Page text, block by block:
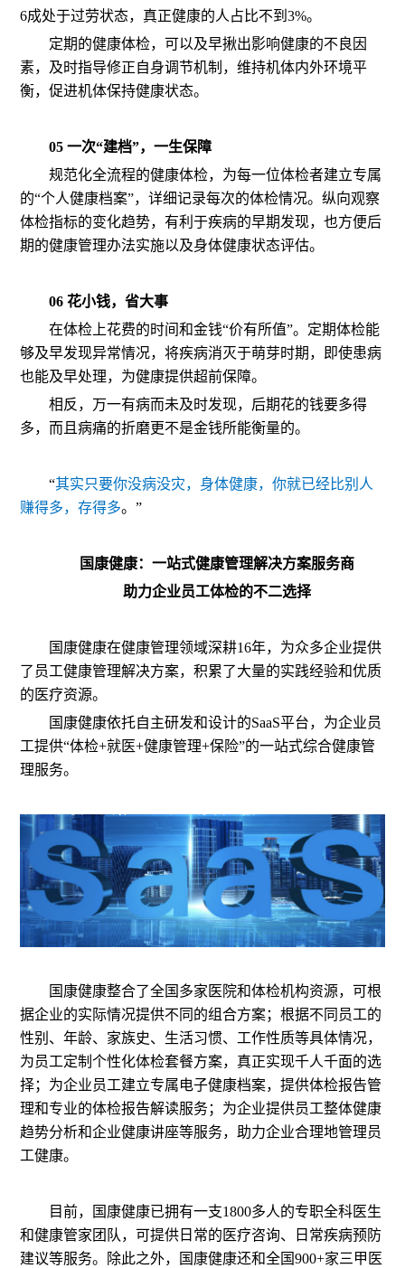
6成处于过劳状态，真正健康的人占比不到3%。
定期的健康体检，可以及早揪出影响健康的不良因
素，及时指导修正自身调节机制，维持机体内外环境平
衡，促进机体保持健康状态。
05 一次“建档”，一生保障
规范化全流程的健康体检，为每一位体检者建立专属
的“个人健康档案”，详细记录每次的体检情况。纵向观察
体检指标的变化趋势，有利于疾病的早期发现，也方便后
期的健康管理办法实施以及身体健康状态评估。
06 花小钱，省大事
在体检上花费的时间和金钱“价有所值”。定期体检能
够及早发现异常情况，将疾病消灭于萌芽时期，即使患病
也能及早处理，为健康提供超前保障。
相反，万一有病而未及时发现，后期花的钱要多得
多，而且病痛的折磨更不是金钱所能衡量的。
“其实只要你没病没灾，身体健康，你就已经比别人
赚得多，存得多。”
国康健康：一站式健康管理解决方案服务商
助力企业员工体检的不二选择
国康健康在健康管理领域深耕16年，为众多企业提供
了员工健康管理解决方案，积累了大量的实践经验和优质
的医疗资源。
国康健康依托自主研发和设计的SaaS平台，为企业员
工提供“体检+就医+健康管理+保险”的一站式综合健康管
理服务。
国康健康整合了全国多家医院和体检机构资源，可根
据企业的实际情况提供不同的组合方案；根据不同员工的
性别、年龄、家族史、生活习惯、工作性质等具体情况，
为员工定制个性化体检套餐方案，真正实现千人千面的选
择；为企业员工建立专属电子健康档案，提供体检报告管
理和专业的体检报告解读服务；为企业提供员工整体健康
趋势分析和企业健康讲座等服务，助力企业合理地管理员
工健康。
目前，国康健康已拥有一支1800多人的专职全科医生
和健康管家团队，可提供日常的医疗咨询、日常疾病预防
建议等服务。除此之外，国康健康还和全国900+家三甲医